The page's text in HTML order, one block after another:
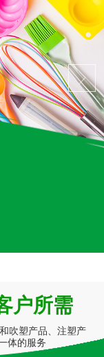
户所需
吹塑产品、注塑产
体的服务